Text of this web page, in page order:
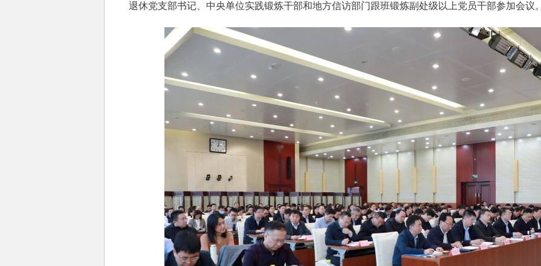
退休党支部书记、中央单位实践锻炼干部和地方信访部门跟班锻炼副处级以上党员干部参加会议。